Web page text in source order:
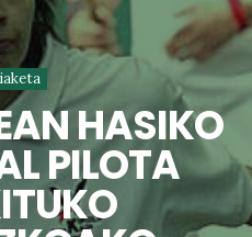
HASIKO
PILOTA